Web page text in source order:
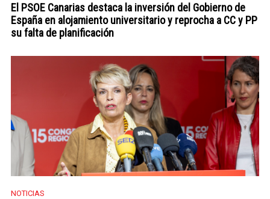
El PSOE Canarias destaca la inversión del Gobierno de
España en alojamiento universitario y reprocha a CC y PP
su falta de planificación
NOTICIAS